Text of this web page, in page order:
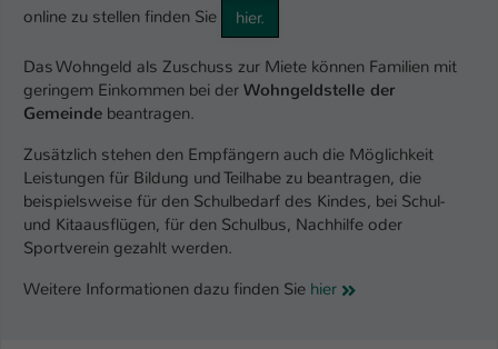
online zu stellen finden Sie
hier.
Das Wohngeld als Zuschuss zur Miete können Familien mit
geringem Einkommen bei der Wohngeldstelle der
Gemeinde beantragen.
Zusätzlich stehen den Empfängern auch die Möglichkeit
Leistungen für Bildung und Teilhabe zu beantragen, die
beispielsweise für den Schulbedarf des Kindes, bei Schul-
und Kitaausflügen, für den Schulbus, Nachhilfe oder
Sportverein gezahlt werden.
Weitere Informationen dazu finden Sie hier